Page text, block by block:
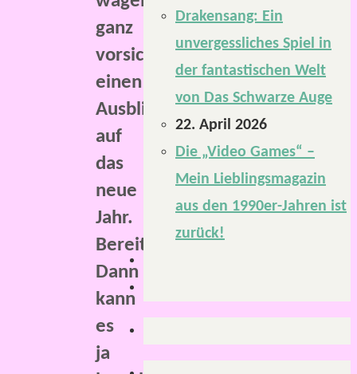
ganz
vorsichtig
einen
Ausblick
auf
das
neue
Jahr.
Bereit?
Dann
kann
es
ja
Drakensang: Ein
unvergessliches Spiel in
der fantastischen Welt
von Das Schwarze Auge
22. April 2026
Die „Video Games“ –
Mein Lieblingsmagazin
aus den 1990er-Jahren ist
zurück!